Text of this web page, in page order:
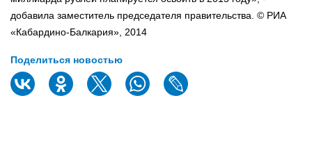
добавила заместитель председателя правительства. © РИА
«Кабардино-Балкария», 2014
Поделиться новостью